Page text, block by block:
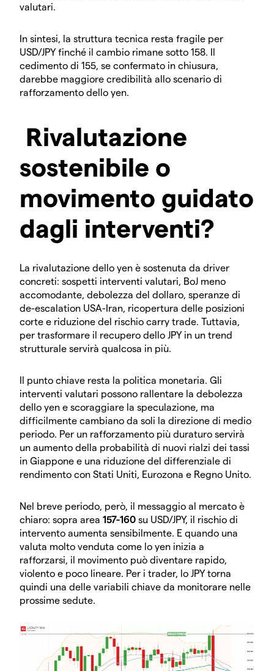
valutari.
In sintesi, la struttura tecnica resta fragile per
USD/JPY finché il cambio rimane sotto 158. Il
cedimento di 155, se confermato in chiusura,
darebbe maggiore credibilità allo scenario di
rafforzamento dello yen.
Rivalutazione
sostenibile o
movimento guidato
dagli interventi?
La rivalutazione dello yen è sostenuta da driver
concreti: sospetti interventi valutari, BoJ meno
accomodante, debolezza del dollaro, speranze di
de-escalation USA-Iran, ricopertura delle posizioni
corte e riduzione del rischio carry trade. Tuttavia,
per trasformare il recupero dello JPY in un trend
strutturale servirà qualcosa in più.
Il punto chiave resta la politica monetaria. Gli
interventi valutari possono rallentare la debolezza
dello yen e scoraggiare la speculazione, ma
difficilmente cambiano da soli la direzione di medio
periodo. Per un rafforzamento più duraturo servirà
un aumento della probabilità di nuovi rialzi dei tassi
in Giappone e una riduzione del differenziale di
rendimento con Stati Uniti, Eurozona e Regno Unito.
Nel breve periodo, però, il messaggio al mercato è
chiaro: sopra area 157-160 su USD/JPY, il rischio di
intervento aumenta sensibilmente. E quando una
valuta molto venduta come lo yen inizia a
rafforzarsi, il movimento può diventare rapido,
violento e poco lineare. Per i trader, lo JPY torna
quindi una delle variabili chiave da monitorare nelle
prossime sedute.